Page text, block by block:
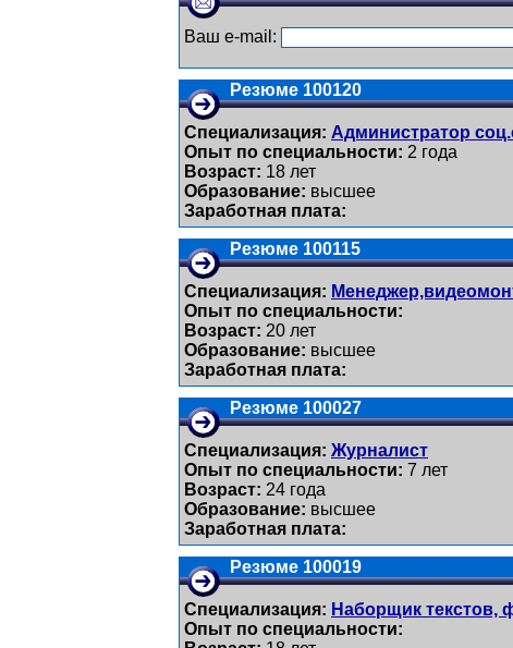
Ваш e-mail:
Резюме 100120
Специализация: Администратор
Опыт по специальности: 2 года
Возраст: 18 лет
Образование: высшее
Заработная плата:
Резюме 100115
Специализация:
Опыт по специальности:
Возраст: 20 лет
Образование: высшее
Заработная плата:
Резюме 100027
Специализация: Журналист
Опыт по специальности: 7 лет
Возраст: 24 годa
Образование: высшее
Заработная плата:
Резюме 100019
Специализация: Наборщик текстов,
Опыт по специальности: